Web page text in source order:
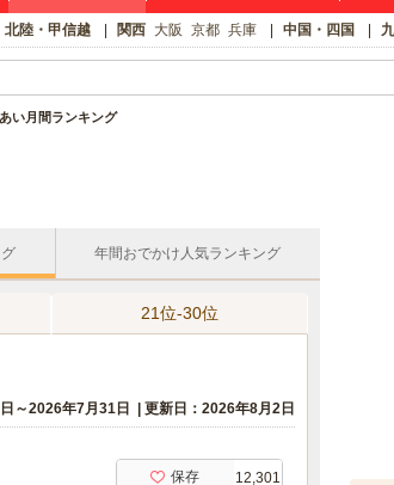
北陸・甲信越 関西 大阪 京都 兵庫 中国・四国
い月間ランキング
年間おでかけ人気ランキング
21位-30位
～2026年7月31日 更新日：2026年8月2日
保存 12,301